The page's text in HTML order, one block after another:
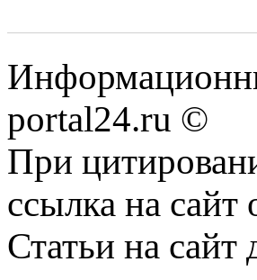
portal24.ru ©
При
ссылка на сайт
Статьи на